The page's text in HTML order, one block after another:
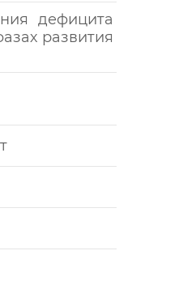
дефицита
развития